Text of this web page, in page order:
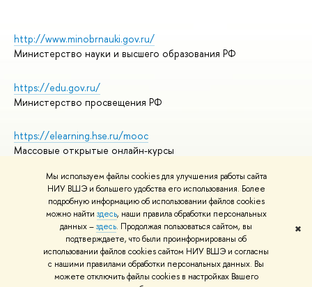
Мы используем файлы cookies для улучшения работы сайта
НИУ ВШЭ и большего удобства его использования. Более
подробную информацию об использовании файлов cookies
можно найти здесь, наши правила обработки персональных
данных –здесь. Продолжая пользоваться сайтом, вы
подтверждаете, что были проинформированы об
использовании файлов cookies сайтом НИУ ВШЭ и согласны
с нашими правилами обработки персональных данных. Вы
можете отключить файлы cookies в настройках Вашего
✖
http://www.minobrnauki.gov.ru/
Министерство науки и высшего образования РФ
https://edu.gov.ru/
Министерство просвещения РФ
https://elearning.hse.ru/mooc
Массовые открытые онлайн-курсы
© НИУ ВШЭ 1993–2026
Адреса и контакты
Условия использования материалов
Политика конфиденциальности
Правила применения рекомендательных технологий в НИУ ВШЭ
Карта сайта